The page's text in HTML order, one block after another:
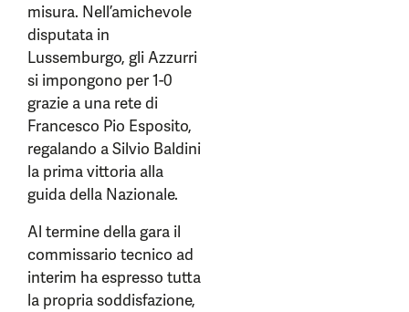
misura. Nell’amichevole
disputata in
Lussemburgo, gli Azzurri
si impongono per 1-0
grazie a una rete di
Francesco Pio Esposito,
regalando a Silvio Baldini
la prima vittoria alla
guida della Nazionale.
Al termine della gara il
commissario tecnico ad
interim ha espresso tutta
la propria soddisfazione,